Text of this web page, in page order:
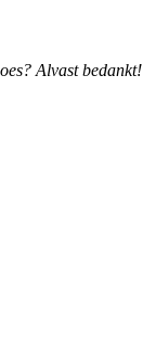
Alvast bedankt!